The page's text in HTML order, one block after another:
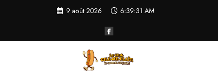
9 août 2026 6:39:31 AM